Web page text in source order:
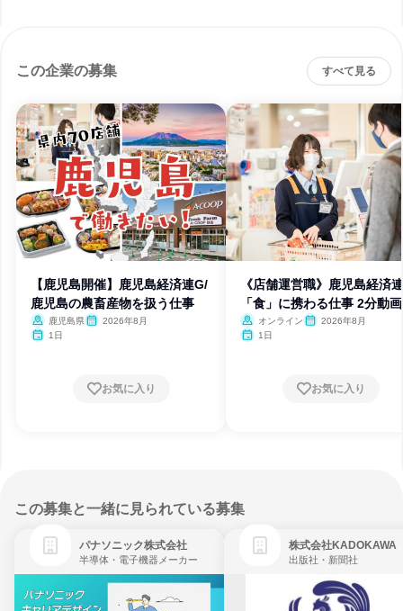
この企業の募集 すべて見る
【鹿児島開催】鹿児島経済連G/
鹿児島の農畜産物を扱う仕事
鹿児島県
2026年8月
1日
お気に入り
《店舗運営職》鹿児島経済
「食」に携わる仕事 2分動画
オンライン
2026年8月
1日
お気に入り
この募集と一緒に見られている募集
パナソニック株式会社
半導体・電子機器メーカー
株式会社KADOKAWA
出版社・新聞社